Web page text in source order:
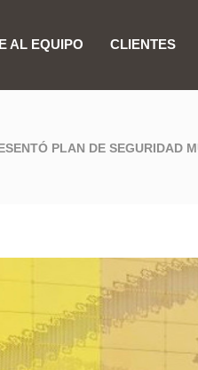
AL EQUIPO CLIENTES
PLAN DE SEGURIDAD